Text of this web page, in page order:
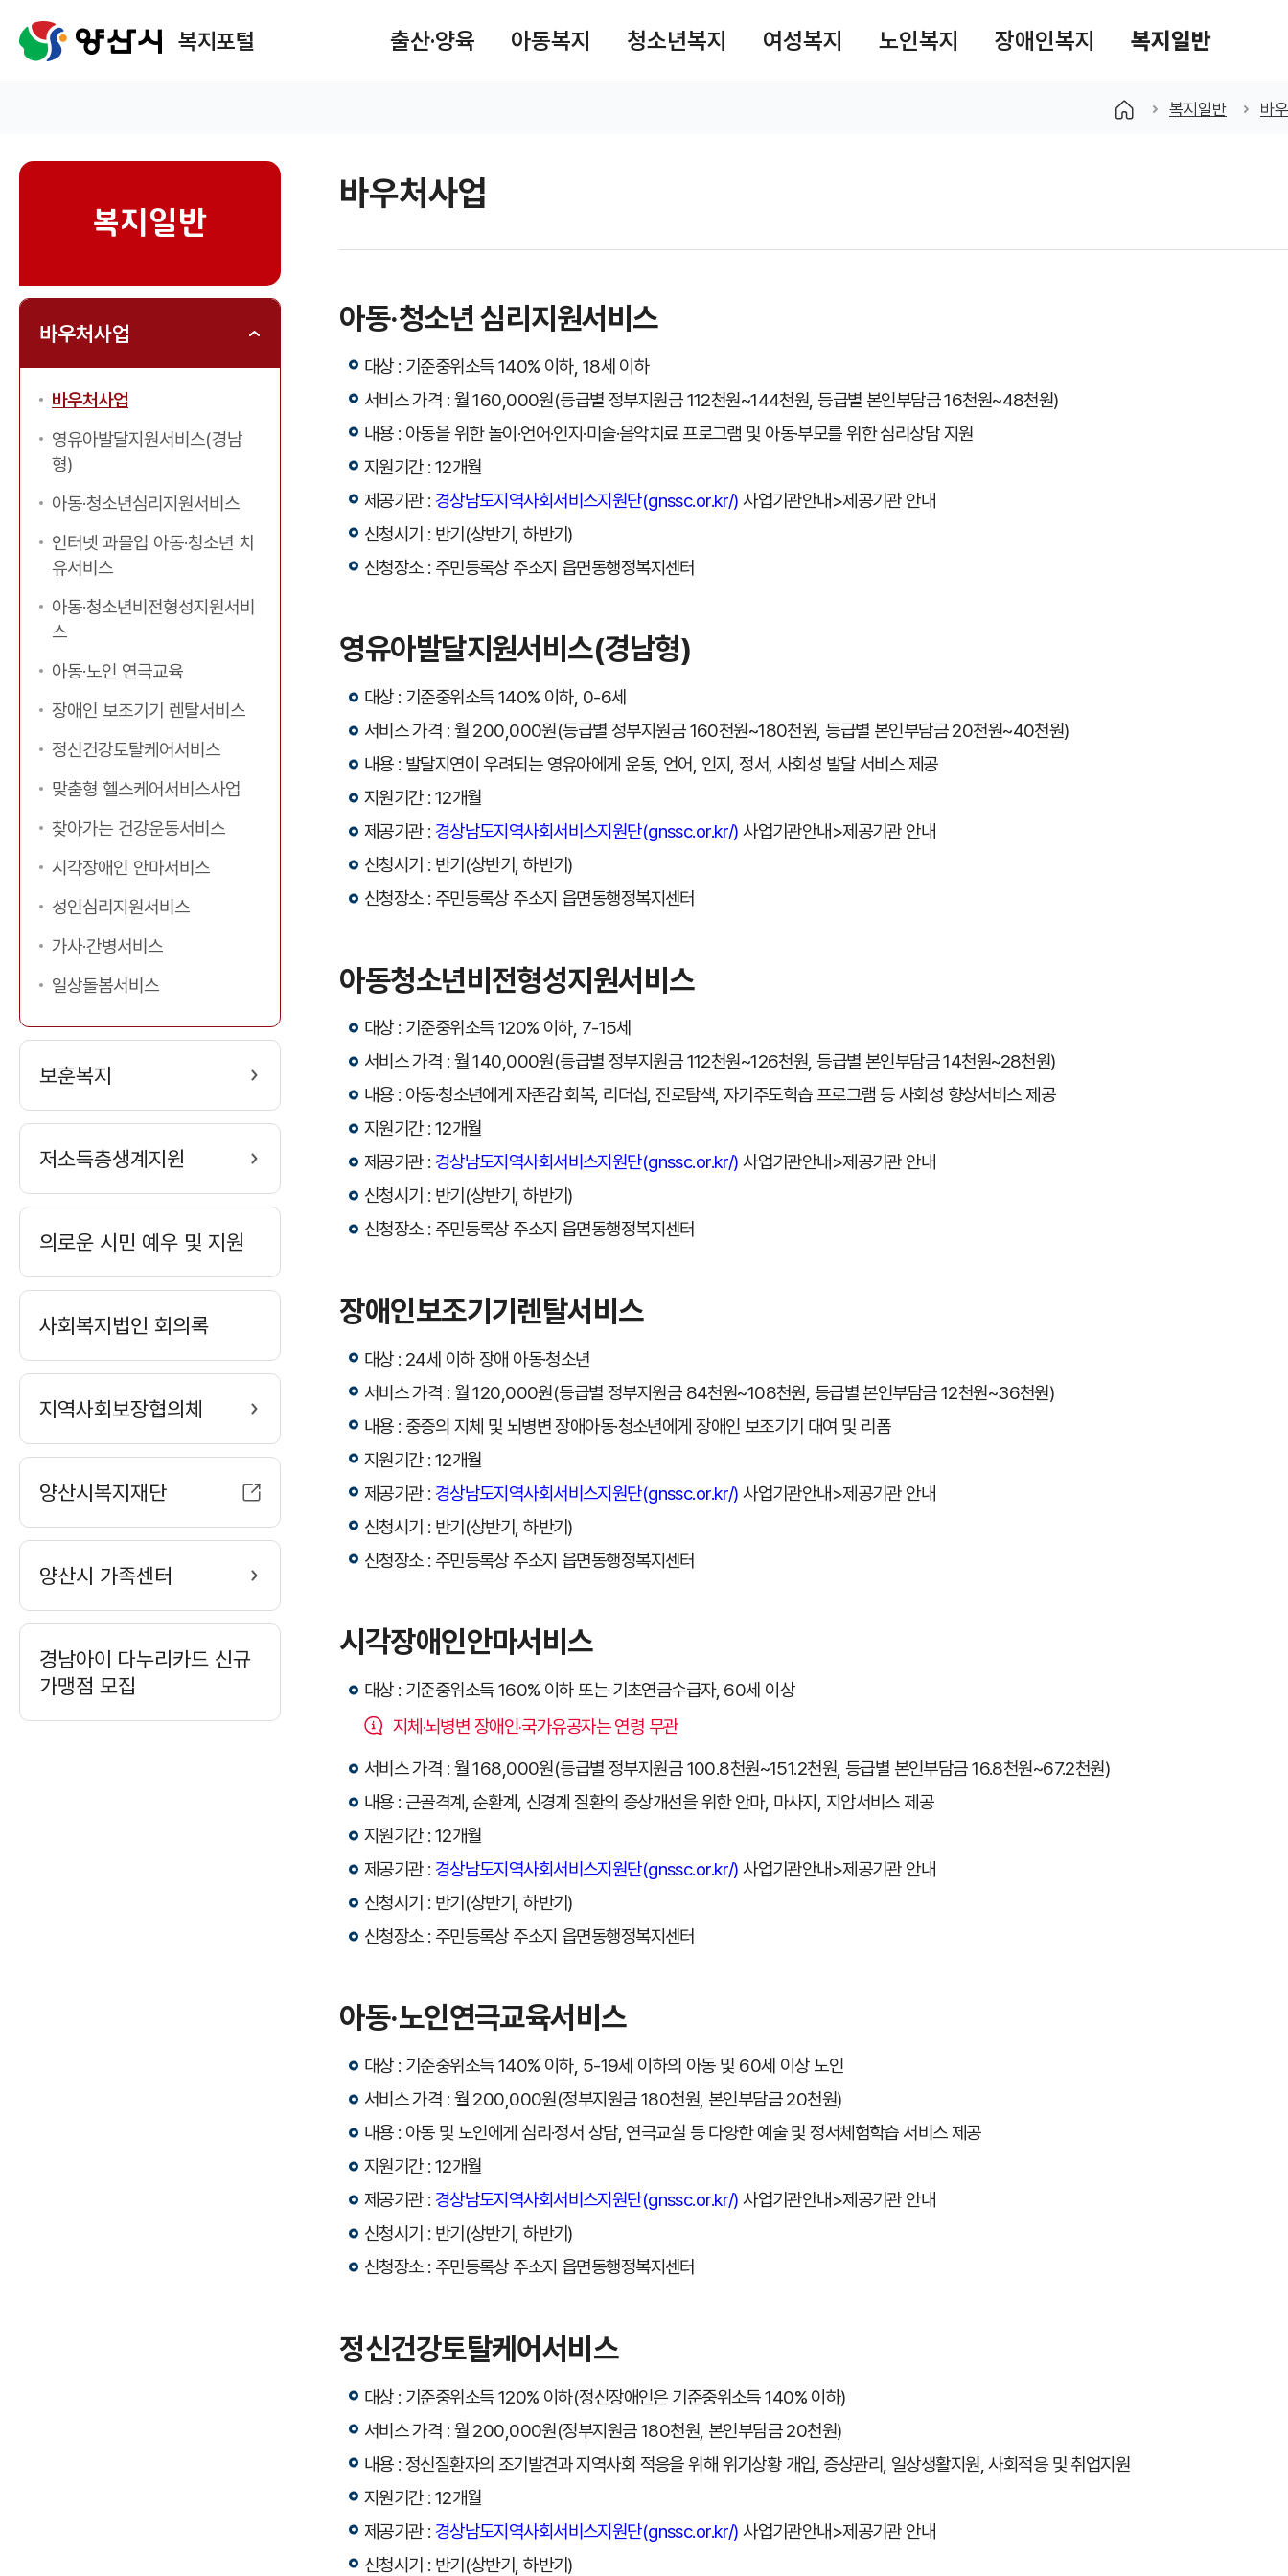
복지포털 검색창 열기
출산·양육 아동복지 청소년복지 여성복지 노인복지 장애인복지 복지일반
사이트맵
복지일반
바우처사업
바우처사업
영유아발달지원서비스(경남
형)
아동·청소년심리지원서비스
인터넷 과몰입 아동·청소년 치
유서비스
아동·청소년비전형성지원서비
스
아동·노인 연극교육
장애인 보조기기 렌탈서비스
정신건강토탈케어서비스
맞춤형 헬스케어서비스사업
찾아가는 건강운동서비스
시각장애인 안마서비스
성인심리지원서비스
가사·간병서비스
일상돌봄서비스
보훈복지
저소득층생계지원
의로운 시민 예우 및 지원
사회복지법인 회의록
지역사회보장협의체
양산시복지재단
양산시 가족센터
경남아이 다누리카드 신규
가맹점 모집
바우처사업
복지일반 바
sns 공유 리스트 열기
본문 인쇄
아동·청소년 심리지원서비스
대상 : 기준중위소득 140% 이하, 18세 이하
서비스 가격 : 월 160,000원(등급별 정부지원금 112천원~144천원, 등급별 본인부담금 16천원~48천원)
내용 : 아동을 위한 놀이·언어·인지·미술·음악치료 프로그램 및 아동·부모를 위한 심리상담 지원
지원기간 : 12개월
제공기관 : 경상남도지역사회서비스지원단(gnssc.or.kr/) 사업기관안내>제공기관 안내
신청시기 : 반기(상반기, 하반기)
신청장소 : 주민등록상 주소지 읍면동행정복지센터
영유아발달지원서비스(경남형)
대상 : 기준중위소득 140% 이하, 0-6세
서비스 가격 : 월 200,000원(등급별 정부지원금 160천원~180천원, 등급별 본인부담금 20천원~40천원)
내용 : 발달지연이 우려되는 영유아에게 운동, 언어, 인지, 정서, 사회성 발달 서비스 제공
지원기간 : 12개월
제공기관 : 경상남도지역사회서비스지원단(gnssc.or.kr/) 사업기관안내>제공기관 안내
신청시기 : 반기(상반기, 하반기)
신청장소 : 주민등록상 주소지 읍면동행정복지센터
아동청소년비전형성지원서비스
대상 : 기준중위소득 120% 이하, 7-15세
서비스 가격 : 월 140,000원(등급별 정부지원금 112천원~126천원, 등급별 본인부담금 14천원~28천원)
내용 : 아동·청소년에게 자존감 회복, 리더십, 진로탐색, 자기주도학습 프로그램 등 사회성 향상서비스 제공
지원기간 : 12개월
제공기관 : 경상남도지역사회서비스지원단(gnssc.or.kr/) 사업기관안내>제공기관 안내
신청시기 : 반기(상반기, 하반기)
신청장소 : 주민등록상 주소지 읍면동행정복지센터
장애인보조기기렌탈서비스
대상 : 24세 이하 장애 아동·청소년
서비스 가격 : 월 120,000원(등급별 정부지원금 84천원~108천원, 등급별 본인부담금 12천원~36천원)
내용 : 중증의 지체 및 뇌병변 장애아동·청소년에게 장애인 보조기기 대여 및 리폼
지원기간 : 12개월
제공기관 : 경상남도지역사회서비스지원단(gnssc.or.kr/) 사업기관안내>제공기관 안내
신청시기 : 반기(상반기, 하반기)
신청장소 : 주민등록상 주소지 읍면동행정복지센터
시각장애인안마서비스
대상 : 기준중위소득 160% 이하 또는 기초연금수급자, 60세 이상
지체‧뇌병변 장애인‧국가유공자는 연령 무관
서비스 가격 : 월 168,000원(등급별 정부지원금 100.8천원~151.2천원, 등급별 본인부담금 16.8천원~67.2천원)
내용 : 근골격계, 순환계, 신경계 질환의 증상개선을 위한 안마, 마사지, 지압서비스 제공
지원기간 : 12개월
제공기관 : 경상남도지역사회서비스지원단(gnssc.or.kr/) 사업기관안내>제공기관 안내
신청시기 : 반기(상반기, 하반기)
신청장소 : 주민등록상 주소지 읍면동행정복지센터
아동·노인연극교육서비스
대상 : 기준중위소득 140% 이하, 5-19세 이하의 아동 및 60세 이상 노인
서비스 가격 : 월 200,000원(정부지원금 180천원, 본인부담금 20천원)
내용 : 아동 및 노인에게 심리·정서 상담, 연극교실 등 다양한 예술 및 정서체험학습 서비스 제공
지원기간 : 12개월
제공기관 : 경상남도지역사회서비스지원단(gnssc.or.kr/) 사업기관안내>제공기관 안내
신청시기 : 반기(상반기, 하반기)
신청장소 : 주민등록상 주소지 읍면동행정복지센터
정신건강토탈케어서비스
대상 : 기준중위소득 120% 이하(정신장애인은 기준중위소득 140% 이하)
서비스 가격 : 월 200,000원(정부지원금 180천원, 본인부담금 20천원)
내용 : 정신질환자의 조기발견과 지역사회 적응을 위해 위기상황 개입, 증상관리, 일상생활지원, 사회적응 및 취업지원
지원기간 : 12개월
제공기관 : 경상남도지역사회서비스지원단(gnssc.or.kr/) 사업기관안내>제공기관 안내
신청시기 : 반기(상반기, 하반기)